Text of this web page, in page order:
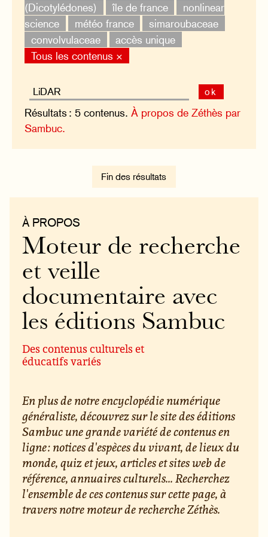
(Dicotylédones)
île de france
nonlinear
science
météo france
simaroubaceae
convolvulaceae
accès unique
Tous les contenus ×
ok
Résultats : 5 contenus.À propos de Zéthès par
Sambuc.
Fin des résultats
À PROPOS
Moteur de recherche
et veille
documentaire avec
les éditions Sambuc
Des contenus culturels et
éducatifs variés
En plus de notre encyclopédie numérique
généraliste, découvrez sur le site des éditions
Sambuc une grande variété de contenus en
ligne : notices d'espèces du vivant, de lieux du
monde, quiz et jeux, articles et sites web de
référence, annuaires culturels... Recherchez
l'ensemble de ces contenus sur cette page, à
travers notre moteur de recherche Zéthès.